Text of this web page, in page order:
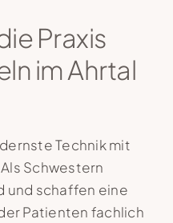
Praxis
im Ahrtal
Technik mit
Schwestern
und schaffen eine
Patienten fachlich